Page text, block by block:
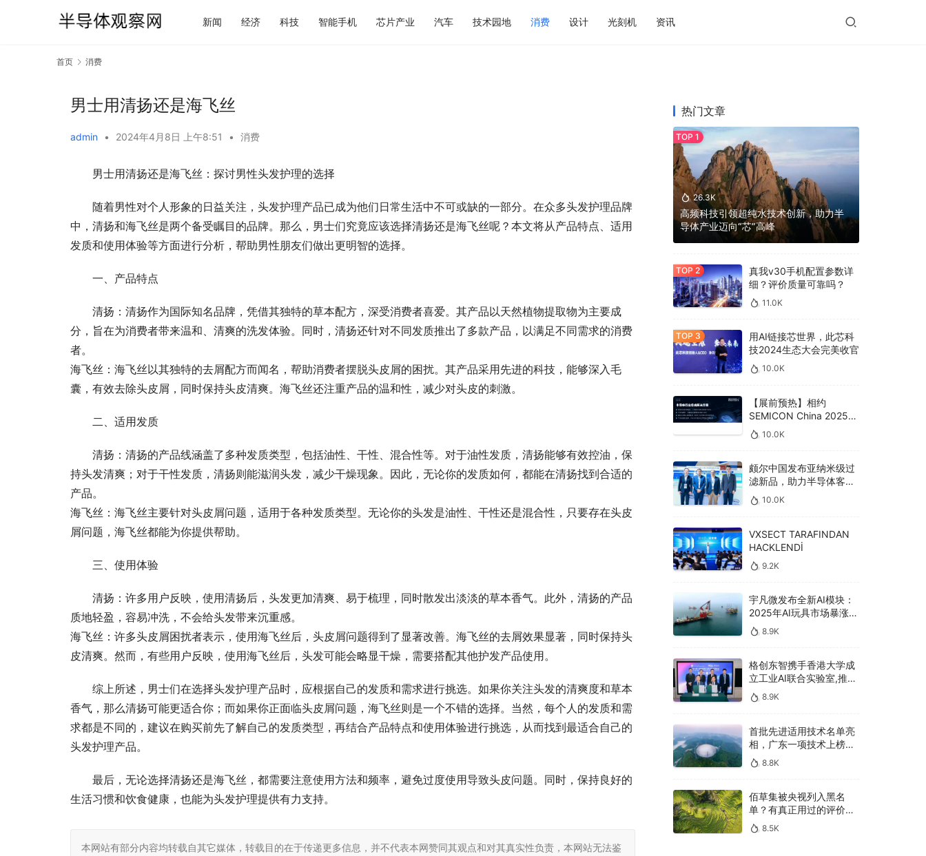
新闻 经济 科技 智能手机 芯片产业 汽车 技术园地 消费 设计 光刻机 资讯
首页 消费
男士用清扬还是海飞丝
admin • 2024年4月8日 上午8:51 • 消费
男士用清扬还是海飞丝：探讨男性头发护理的选择
随着男性对个人形象的日益关注，头发护理产品已成为他们日常生活中不可或缺的一部分。在众多头发护理品牌
中，清扬和海飞丝是两个备受瞩目的品牌。那么，男士们究竟应该选择清扬还是海飞丝呢？本文将从产品特点、适用
发质和使用体验等方面进行分析，帮助男性朋友们做出更明智的选择。
一、产品特点
清扬：清扬作为国际知名品牌，凭借其独特的草本配方，深受消费者喜爱。其产品以天然植物提取物为主要成
分，旨在为消费者带来温和、清爽的洗发体验。同时，清扬还针对不同发质推出了多款产品，以满足不同需求的消费
者。
海飞丝：海飞丝以其独特的去屑配方而闻名，帮助消费者摆脱头皮屑的困扰。其产品采用先进的科技，能够深入毛
囊，有效去除头皮屑，同时保持头皮清爽。海飞丝还注重产品的温和性，减少对头皮的刺激。
二、适用发质
清扬：清扬的产品线涵盖了多种发质类型，包括油性、干性、混合性等。对于油性发质，清扬能够有效控油，保
持头发清爽；对于干性发质，清扬则能滋润头发，减少干燥现象。因此，无论你的发质如何，都能在清扬找到合适的
产品。
海飞丝：海飞丝主要针对头皮屑问题，适用于各种发质类型。无论你的头发是油性、干性还是混合性，只要存在头皮
屑问题，海飞丝都能为你提供帮助。
三、使用体验
清扬：许多用户反映，使用清扬后，头发更加清爽、易于梳理，同时散发出淡淡的草本香气。此外，清扬的产品
质地轻盈，容易冲洗，不会给头发带来沉重感。
海飞丝：许多头皮屑困扰者表示，使用海飞丝后，头皮屑问题得到了显著改善。海飞丝的去屑效果显著，同时保持头
皮清爽。然而，有些用户反映，使用海飞丝后，头发可能会略显干燥，需要搭配其他护发产品使用。
综上所述，男士们在选择头发护理产品时，应根据自己的发质和需求进行挑选。如果你关注头发的清爽度和草本
香气，那么清扬可能更适合你；而如果你正面临头皮屑问题，海飞丝则是一个不错的选择。当然，每个人的发质和需
求都是不同的，建议在购买前先了解自己的发质类型，再结合产品特点和使用体验进行挑选，从而找到最适合自己的
头发护理产品。
最后，无论选择清扬还是海飞丝，都需要注意使用方法和频率，避免过度使用导致头皮问题。同时，保持良好的
生活习惯和饮食健康，也能为头发护理提供有力支持。
本网站有部分内容均转载自其它媒体，转载目的在于传递更多信息，并不代表本网赞同其观点和对其真实性负责，本网站无法鉴
热门文章
26.3K
高频科技引领超纯水技术创新，助力半
导体产业迈向“芯”高峰
真我v30手机配置参数详
细？评价质量可靠吗？
11.0K
用AI链接芯世界，此芯科
技2024生态大会完美收官
10.0K
【展前预热】相约
SEMICON China 2025，
德克威尔总线解决方案革
新助力半导体设备高效升
10.0K
颇尔中国发布亚纳米级过
滤新品，助力半导体客户
良率提升
10.0K
VXSECT TARAFINDAN
HACKLENDİ
9.2K
宇凡微发布全新AI模块：
2025年AI玩具市场暴涨
400亿，90%传统厂商的
生死战即将打响
8.9K
格创东智携手香港大学成
立工业AI联合实验室,推进
AMHS智能物料搬运调度
系统研发
8.9K
首批先进适用技术名单亮
相，广东一项技术上榜，
有何独特之处？
8.8K
佰草集被央视列入黑名
单？有真正用过的评价
吗？8.5K